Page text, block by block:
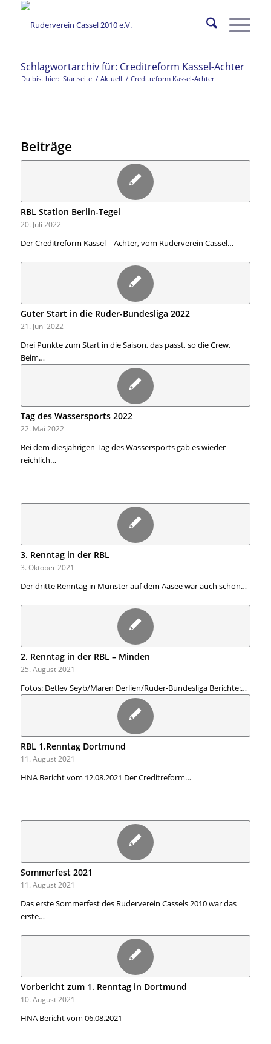
Schlagwortarchiv für: Creditreform Kassel-Achter
Du bist hier: Startseite / Aktuell / Creditreform Kassel-Achter
Beiträge
RBL Station Berlin-Tegel
20. Juli 2022
Der Creditreform Kassel – Achter, vom Ruderverein Cassel…
Guter Start in die Ruder-Bundesliga 2022
21. Juni 2022
Drei Punkte zum Start in die Saison, das passt, so die Crew.
Beim…
Tag des Wassersports 2022
22. Mai 2022
Bei dem diesjährigen Tag des Wassersports gab es wieder
reichlich…
3. Renntag in der RBL
3. Oktober 2021
Der dritte Renntag in Münster auf dem Aasee war auch schon…
2. Renntag in der RBL – Minden
25. August 2021
Fotos: Detlev Seyb/Maren Derlien/Ruder-Bundesliga Berichte:…
RBL 1.Renntag Dortmund
11. August 2021
HNA Bericht vom 12.08.2021 Der Creditreform…
Sommerfest 2021
11. August 2021
Das erste Sommerfest des Ruderverein Cassels 2010 war das
erste…
Vorbericht zum 1. Renntag in Dortmund
10. August 2021
HNA Bericht vom 06.08.2021